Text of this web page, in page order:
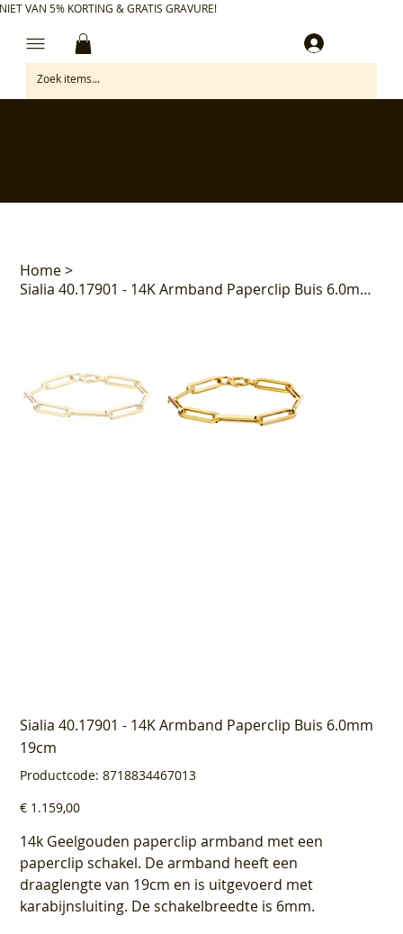
VAN 5% KORTING & GRATIS GRAVURE!
Home>
Sialia 40.17901 - 14K Armband Paperclip Buis 6.0mm 19cm
Sialia 40.17901 - 14K Armband Paperclip Buis 6.0mm
19cm
Productcode: Productcode
8718834467013
8718834467013
Prijs
€ 1.159,00
14k Geelgouden paperclip armband met een
paperclip schakel. De armband heeft een
draaglengte van 19cm en is uitgevoerd met
karabijnsluiting. De schakelbreedte is 6mm.